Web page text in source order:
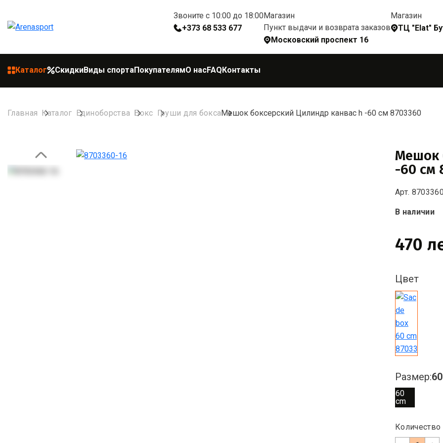
Звоните с 10:00 до 18:00
+373 68 533 677
Магазин
Пункт выдачи и возврата заказов
Московский проспект 16
Магазин
ТЦ "Elat"
Каталог СкидкиВиды спортаПокупателямО насFAQКонтакты
Главная Каталог Единоборства Бокс Груши для боксаМешок боксерский Цилиндр канвас h -60 см 8703360
Мешок
-60 см
Арт.
В наличии
470
Цвет
Размер:
60
cm
Количество